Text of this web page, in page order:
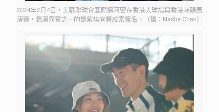
2024年2月4日，美職聯球會國際邁阿密在香港大球場與香港隊踢表
演賽，表演嘉賓之一的鄧紫棋向碧咸索簽名。（攝：Nasha Chan）